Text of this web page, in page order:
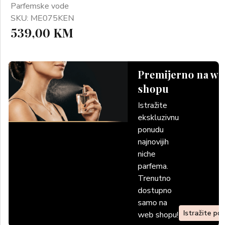
Parfemske vode
SKU: ME075KEN
539,00 KM
Premijerno na
shopu
Istražite
ekskluzivnu
ponudu
najnovijih
niche
parfema.
Trenutno
dostupno
samo na
web shopu! Istražite